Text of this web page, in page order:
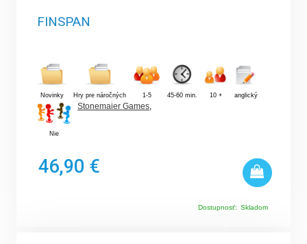
FINSPAN
Novinky Hry pre náročných 1-5 45-60 min. 10 + anglický
Nie
Stonemaier Games
46,90 €
Dostupnosť: Skladom